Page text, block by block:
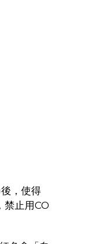
，使得
禁止用CO